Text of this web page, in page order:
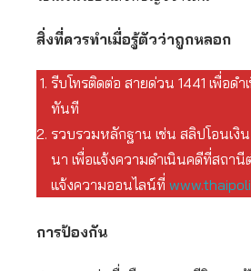
สิ่งที่ควรทำเมื่อรู้ตัวว่าถูกหลอก
รีบโทรติดต่อ สายด่วน 1441 เพื่อด
ทันที
รวบรวมหลักฐาน เช่น สลิปโอนเงิ
นา เพื่อแจ้งความดำเนินคดีที่สถา
แจ้งความออนไลน์ที่
การป้องกัน